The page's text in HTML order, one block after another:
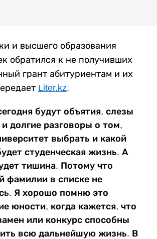
и высшего образования
обратился к не получивших
грант абитуриентам и их
Liter.kz.
будут объятия, слезы
и долгие разговоры о том,
выбрать и какой
студенческая жизнь. А
тишина. Потому что
фамилии в списке не
Я хорошо помню это
юности, когда кажется, что
или конкурс способны
всю дальнейшую жизнь. В